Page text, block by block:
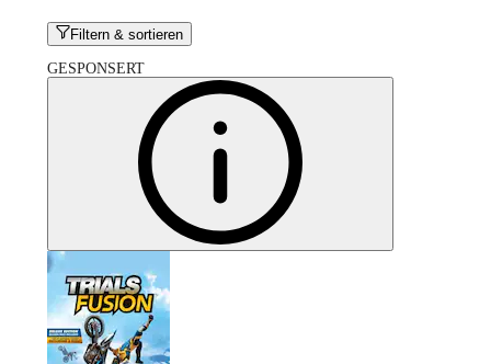
Filtern & sortieren
GESPONSERT